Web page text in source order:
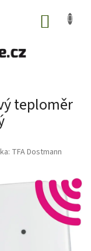
teploměr
TFA Dostmann